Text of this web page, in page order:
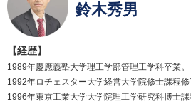
鈴木秀男
【経歴】
1989年慶應義塾大学理工学部管理工学科卒業。
1992年ロチェスター大学経営大学院修士課程修
1996年東京工業大学大学院理工学研究科博士